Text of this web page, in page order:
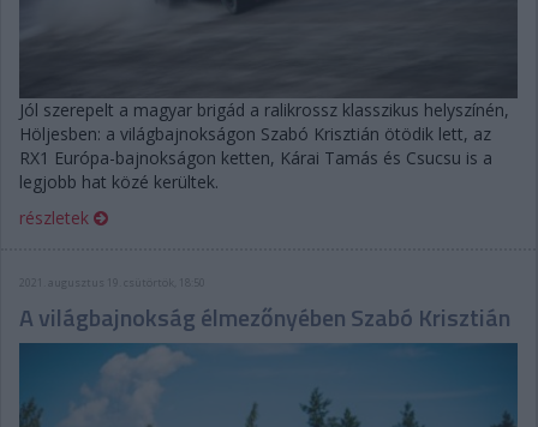
Jól szerepelt a magyar brigád a ralikrossz klasszikus helyszínén,
Höljesben: a világbajnokságon Szabó Krisztián ötödik lett, az
RX1 Európa-bajnokságon ketten, Kárai Tamás és Csucsu is a
legjobb hat közé kerültek.
részletek
2021. augusztus 19. csütörtök, 18:50
A világbajnokság élmezőnyében Szabó Krisztián